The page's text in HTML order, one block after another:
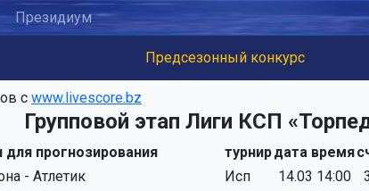
Президиум
Предсезонный конкурс
с www.livescore.bz
Групповой этап Лиги КСП
для прогнозирования турнирдата время
- Атлетик Исп 14.03 14:00